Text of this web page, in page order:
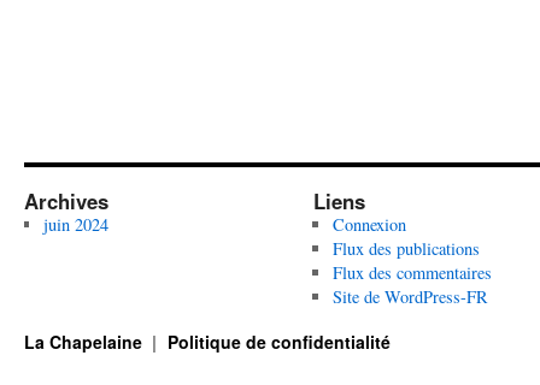
Archives
juin 2024
Liens
Connexion
Flux des publications
Flux des commentaires
Site de WordPress-FR
La Chapelaine Politique de confidentialité